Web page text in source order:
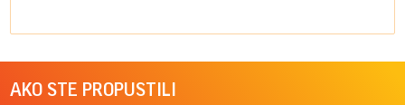
AKO STE PROPUSTILI